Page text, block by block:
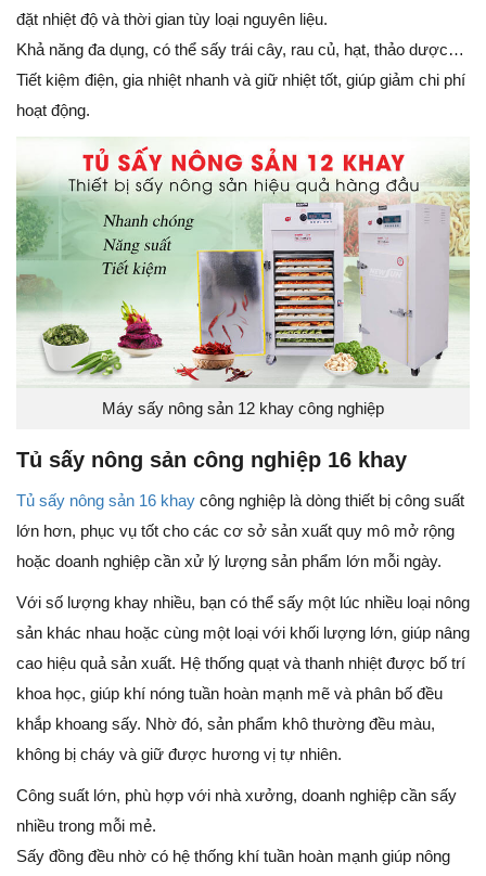
đặt nhiệt độ và thời gian tùy loại nguyên liệu.
Khả năng đa dụng, có thể sấy trái cây, rau củ, hạt, thảo dược…
Tiết kiệm điện, gia nhiệt nhanh và giữ nhiệt tốt, giúp giảm chi phí
hoạt động.
Máy sấy nông sản 12 khay công nghiệp
Tủ sấy nông sản công nghiệp 16 khay
Tủ sấy nông sản 16 khay công nghiệp là dòng thiết bị công suất
lớn hơn, phục vụ tốt cho các cơ sở sản xuất quy mô mở rộng
hoặc doanh nghiệp cần xử lý lượng sản phẩm lớn mỗi ngày.
Với số lượng khay nhiều, bạn có thể sấy một lúc nhiều loại nông
sản khác nhau hoặc cùng một loại với khối lượng lớn, giúp nâng
cao hiệu quả sản xuất. Hệ thống quạt và thanh nhiệt được bố trí
khoa học, giúp khí nóng tuần hoàn mạnh mẽ và phân bố đều
khắp khoang sấy. Nhờ đó, sản phẩm khô thường đều màu,
không bị cháy và giữ được hương vị tự nhiên.
Công suất lớn, phù hợp với nhà xưởng, doanh nghiệp cần sấy
nhiều trong mỗi mẻ.
Sấy đồng đều nhờ có hệ thống khí tuần hoàn mạnh giúp nông